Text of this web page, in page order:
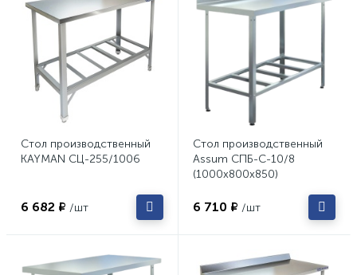
Стол производственный
KAYMAN СЦ-255/1006
6 682 ₽ /шт
Стол производственный
Assum СПБ-С-10/8
(1000х800х850)
6 710 ₽ /шт